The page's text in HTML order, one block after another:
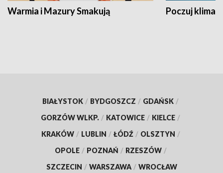
Warmia i Mazury Smakują Poczuj klimat
BIAŁYSTOK / BYDGOSZCZ / GDAŃSK /
GORZÓW WLKP. / KATOWICE / KIELCE /
KRAKÓW / LUBLIN / ŁÓDŹ / OLSZTYN /
OPOLE / POZNAŃ / RZESZÓW /
SZCZECIN / WARSZAWA / WROCŁAW